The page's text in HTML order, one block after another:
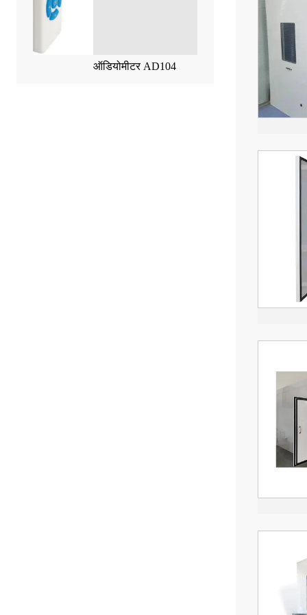
ऑडियोमीटर AD104